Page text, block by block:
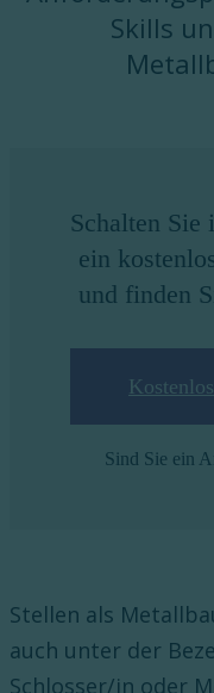
Skills
Schalten
ein
und finden
Sind Sie ein
Stellen als
auch unter der
Schlosser/in oder